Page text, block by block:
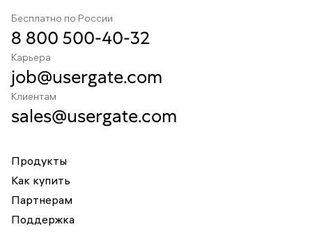
Бесплатно по России
8 800 500-40-32
Карьера
job@usergate.com
Клиентам
sales@usergate.com
Продукты
Как купить
Партнерам
Поддержка